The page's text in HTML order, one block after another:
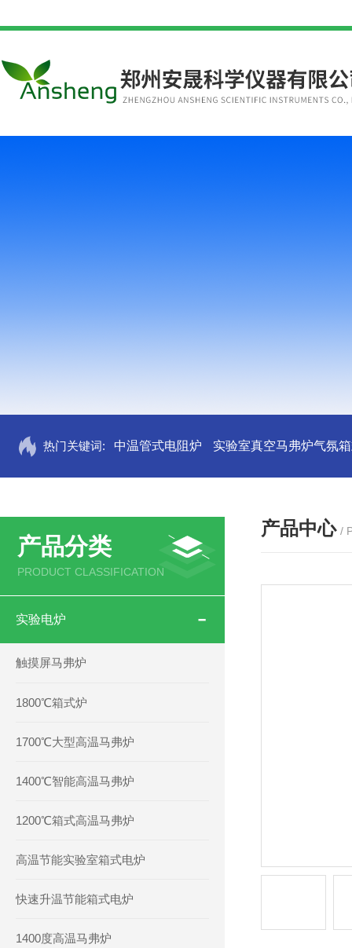
热门关键词: 中温管式电阻炉 实验室真空马弗炉气氛
产品分类
PRODUCT CLASSIFICATION
实验电炉
触摸屏马弗炉
1800℃箱式炉
1700℃大型高温马弗炉
1400℃智能高温马弗炉
1200℃箱式高温马弗炉
高温节能实验室箱式电炉
快速升温节能箱式电炉
1400度高温马弗炉
产品中心 /